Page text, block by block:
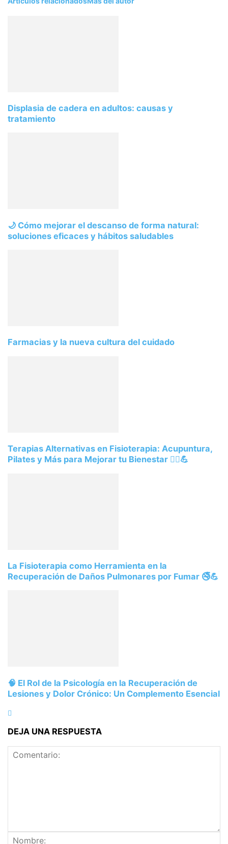
Displasia de cadera en adultos: causas y
tratamiento
🌙 Cómo mejorar el descanso de forma natural:
soluciones eficaces y hábitos saludables
Farmacias y la nueva cultura del cuidado
Terapias Alternativas en Fisioterapia: Acupuntura,
Pilates y Más para Mejorar tu Bienestar 💆‍♂️💪
La Fisioterapia como Herramienta en la
Recuperación de Daños Pulmonares por Fumar 🚭💪
🧠 El Rol de la Psicología en la Recuperación de
Lesiones y Dolor Crónico: Un Complemento Esencial
DEJA UNA RESPUESTA